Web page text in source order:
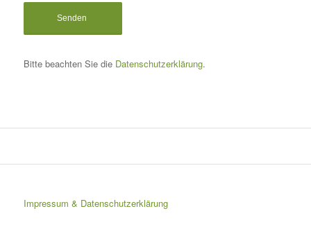
Bitte beachten Sie die Datenschutzerklärung.
Impressum & Datenschutzerklärung